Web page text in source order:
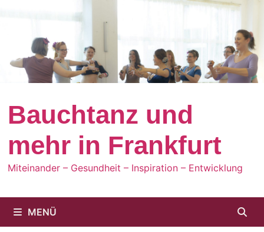
springen
Bauchtanz und
mehr in Frankfurt
Miteinander – Gesundheit – Inspiration – Entwicklung
MENÜ